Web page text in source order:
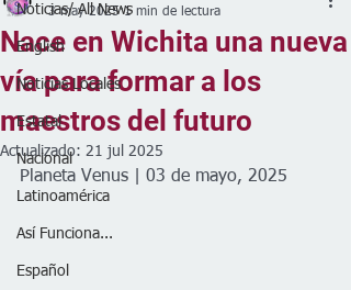
Noticias/ All News
English
Noticias Locales
Estatal
Nacional
Latinoamérica
Así Funciona...
Español
Nace en Wichita una nueva
vía para formar a los
maestros del futuro
3 may 2025 1 min de lectura
Actualizado: 21 jul 2025
Planeta Venus | 03 de mayo, 2025